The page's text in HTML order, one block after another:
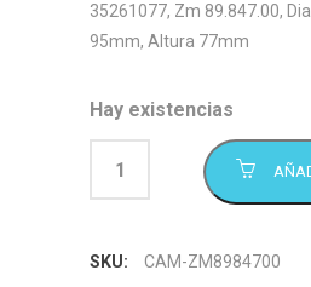
35261077, Zm 89.847.00,
95mm, Altura 77mm
Hay existencias
SKU: CAM-ZM8984700